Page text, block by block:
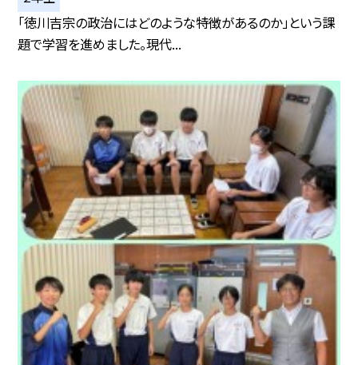
「徳川吉宗の政治にはどのような特徴があるのか」という課
題で学習を進めました。現代...